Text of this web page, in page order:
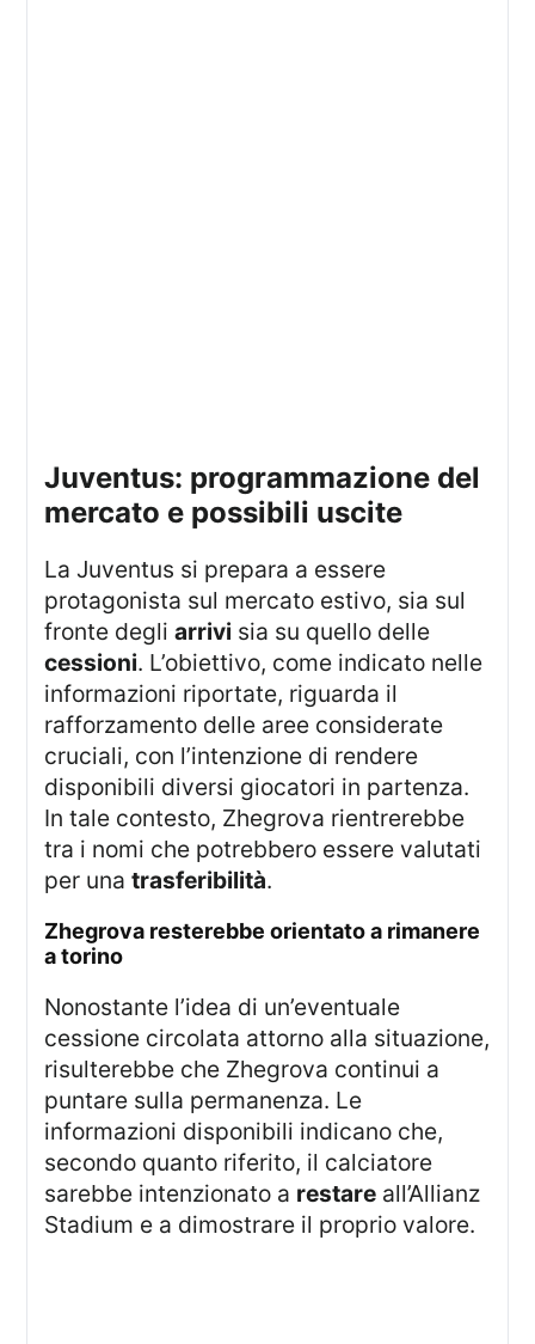
juventus: programmazione del
mercato e possibili uscite
La Juventus si prepara a essere
protagonista sul mercato estivo, sia sul
fronte degliarrivi sia su quello delle
cessioni. L’obiettivo, come indicato nelle
informazioni riportate, riguarda il
rafforzamento delle aree considerate
cruciali, con l’intenzione di rendere
disponibili diversi giocatori in partenza.
In tale contesto, Zhegrova rientrerebbe
tra i nomi che potrebbero essere valutati
per unatrasferibilità.
zhegrova resterebbe orientato a rimanere
a torino
Nonostante l’idea di un’eventuale
cessione circolata attorno alla situazione,
risulterebbe che Zhegrova continui a
puntare sulla permanenza. Le
informazioni disponibili indicano che,
secondo quanto riferito, il calciatore
sarebbe intenzionato a restare all’Allianz
Stadium e a dimostrare il proprio valore.